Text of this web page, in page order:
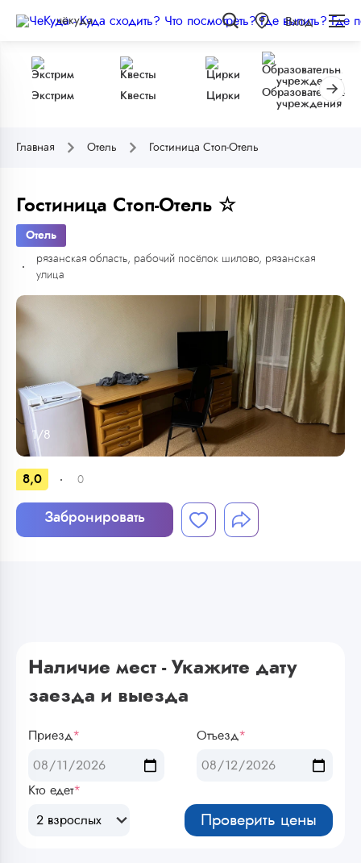
чёкуда Вход
Экстрим Квесты Цирки
Образовательные
учреждения
Главная Отель Гостиница Стоп-Отель
Гостиница Стоп-Отель ☆
Отель
рязанская область, рабочий посёлок шилово, рязанская
улица
1/8
8,0 0
Забронировать
Наличие мест - Укажите дату
заезда и выезда
Приезд* Отъезд*
Кто едет*
2 взрослых Проверить цены